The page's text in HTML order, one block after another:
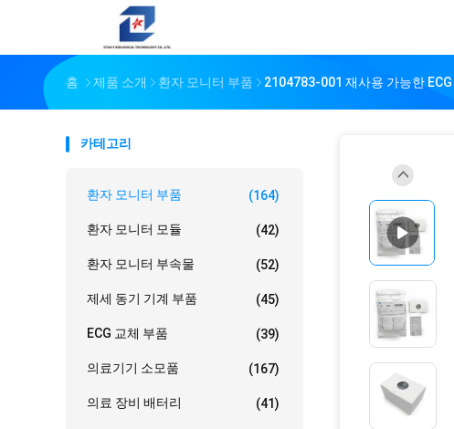
홈 제품 소개 환자 모니터 부품 2104783-001 재사용 가능한
카테고리
환자 모니터 부품 (164)
환자 모니터 모듈 (42)
환자 모니터 부속물 (52)
제세 동기 기계 부품 (45)
ECG 교체 부품 (39)
의료기기 소모품 (167)
의료 장비 배터리 (41)